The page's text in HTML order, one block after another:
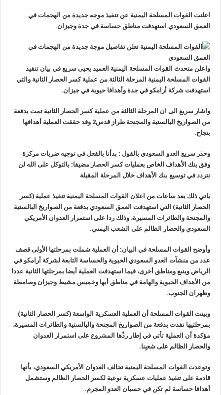
اعلنت القوات المسلحة اليمنية عن تنفيذ موجه جديدة من الهجمات في
العمق السعودي استهدفت مناطق حساسة في جدة وجيزان.
واعلن متحدث القوات المسلحة اليمنية العميد يحيى سريع في بيان ‏تنفيذ
القوات المسلحة اليمنية المرحلة الثالثة من عملية كسر الحصار الثانية والتي
استهدفت شركة أرامكو في جدة وأهدافا حيوية في جيزان.
واشار سريع الى ان ‏المرحلة الثالثة من عملية كسر الحصار الثانية تمت بدفعة
من الصواريخ البالستية والمجنحة طراز قدس2 وقد حققت العملية أهدافها
بنجاح.
وحذر سريع العدو السعودي بالقول : بدأنا بالفعل في توجيه ضربات مركزة
وفق بنك الأهداف الخاص بعمليات كسر الحصار‏‎ مضيفا: بالتوكل على الله لن
نتردد في توسيع بنك الأهداف خلال المرحلة المقبلة
ياتي ذلك بعد ساعات من اعلان القوات المسلحة اليمنية تنفيذ عملية (كسر
الحصار الثانية) التي استهدفت العمق السعودي بدفعة من الصواريخ البالستية
والمجنحة والطائرات المسيرة، وذلك ردا على استمرار العدوان الأمريكي
السعودي والحصار الظالم على الشعب اليمني.
وأوضح القوات المسلحة في البيان: أن العملية شملت بمرحلتها الأولى قصف
عدد من منشآت العدو السعودي الحيوية والحساسة التابعة لشركة أرامكو في
الرياض وينبع ومناطق أخرى، فيما استهدفت العملية أيضا بمرحلتها الثانية عددا
من الأهداف الحيوية والهامة في مناطق أبها وخميس مشيط وجيزان وصامطة
وظهران الجنوب.
وبينت القوات المسلحة أن العملية العسكرية الواسعة (كسر الحصار الثانية)
بمرحلتيها نفذت بدفعة من الصواريخ المجنحة والبالستية والطائرات المسيرة،
مؤكدة أن العملية تأتي في إطار ردِّها المشروع على استمرار العدوان
والحصار الظالم على شعبِنا.
وتوعدت القوات المسلحة اليمنية تحالف العدوان الأمريكي السعودي، بأنها
قادمة على تنفيذ عمليات عسكرية نوعية لكسر الحصار الظالم وستشمل
أهدافا حساسة لم تكن في حسبان العدو المجرم.